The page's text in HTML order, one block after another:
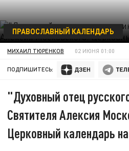
ПРАВОСЛАВНЫЙ КАЛЕНДАРЬ
МИХАИЛ ТЮРЕНКОВ 02 ИЮНЯ 01:00
ПОДПИШИТЕСЬ:
"Духовный отец
Святителя Алексия
Церковный календарь